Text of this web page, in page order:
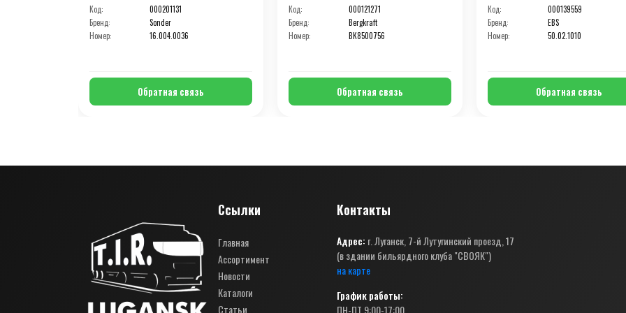
Код:
000201131
Бренд:
Sonder
Номер:
16.004.0036
Обратная связь
Код:
000121271
Бренд:
Bergkraft
Номер:
BK8500756
Обратная связь
Код:
000139559
Бренд:
EBS
Номер:
50.02.1010
Обратная связь
Ссылки
Главная
Ассортимент
Новости
Каталоги
Статьи
Контакты
Адрес: г. Луганск, 7-й Лутугинский проезд, 17
(в здании бильярдного клуба "СВОЯК")
на карте
График работы:
ПН-ПТ 9:00-17:00